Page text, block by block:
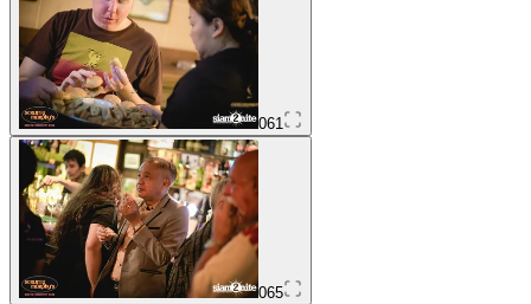
061
065